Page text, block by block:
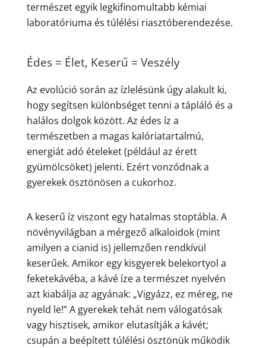
természet egyik legkifinomultabb kémiai
laboratóriuma és túlélési riasztóberendezése.
Édes = Élet, Keserű = Veszély
Az evolúció során az ízlelésünk úgy alakult ki,
hogy segítsen különbséget tenni a tápláló és a
halálos dolgok között. Az édes íz a
természetben a magas kalóriatartalmú,
energiát adó ételeket (például az érett
gyümölcsöket) jelenti. Ezért vonzódnak a
gyerekek ösztönösen a cukorhoz.
A keserű íz viszont egy hatalmas stoptábla. A
növényvilágban a mérgező alkaloidok (mint
amilyen a cianid is) jellemzően rendkívül
keserűek. Amikor egy kisgyerek belekortyol a
feketekávéba, a kávé íze a természet nyelvén
azt kiabálja az agyának: „Vigyázz, ez méreg, ne
nyeld le!” A gyerekek tehát nem válogatósak
vagy hisztisek, amikor elutasítják a kávét;
csupán a beépített túlélési ösztönük működik